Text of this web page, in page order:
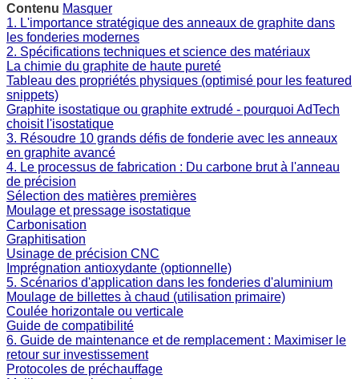
Contenu Masquer
1. L'importance stratégique des anneaux de graphite dans
les fonderies modernes
2. Spécifications techniques et science des matériaux
La chimie du graphite de haute pureté
Tableau des propriétés physiques (optimisé pour les featured
snippets)
Graphite isostatique ou graphite extrudé - pourquoi AdTech
choisit l'isostatique
3. Résoudre 10 grands défis de fonderie avec les anneaux
en graphite avancé
4. Le processus de fabrication : Du carbone brut à l'anneau
de précision
Sélection des matières premières
Moulage et pressage isostatique
Carbonisation
Graphitisation
Usinage de précision CNC
Imprégnation antioxydante (optionnelle)
5. Scénarios d'application dans les fonderies d'aluminium
Moulage de billettes à chaud (utilisation primaire)
Coulée horizontale ou verticale
Guide de compatibilité
6. Guide de maintenance et de remplacement : Maximiser le
retour sur investissement
Protocoles de préchauffage